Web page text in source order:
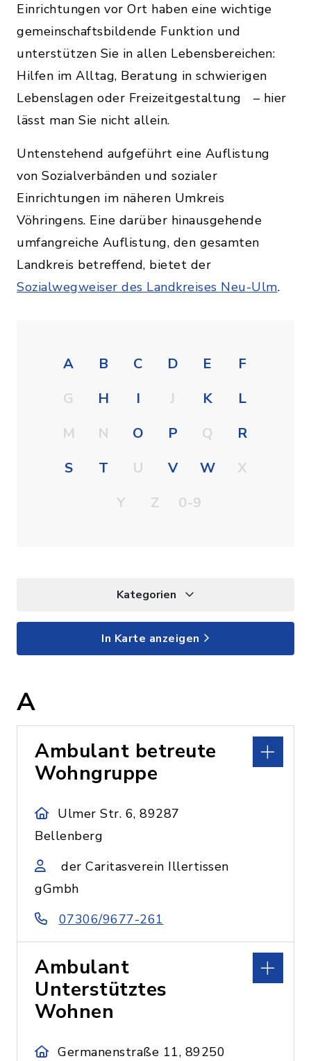
Einrichtungen vor Ort haben eine wichtige
gemeinschaftsbildende Funktion und
unterstützen Sie in allen Lebensbereichen:
Hilfen im Alltag, Beratung in schwierigen
Lebenslagen oder Freizeitgestaltung – hier
lässt man Sie nicht allein.
Untenstehend aufgeführt eine Auflistung
von Sozialverbänden und sozialer
Einrichtungen im näheren Umkreis
Vöhringens. Eine darüber hinausgehende
umfangreiche Auflistung, den gesamten
Landkreis betreffend, bietet der
Sozialwegweiser des Landkreises Neu-Ulm.
A B C D E
F
G
H I J K
L
M
N O P Q
R
S
T U V W
X
Y
Z 0-9
Kategorien
In Karte anzeigen
A
Ambulant betreute
Wohngruppe
Ulmer Str. 6, 89287
Bellenberg
der Caritasverein Illertissen
gGmbh
07306/9677-261
Ambulant
Unterstütztes
Wohnen
Germanenstraße 11, 89250